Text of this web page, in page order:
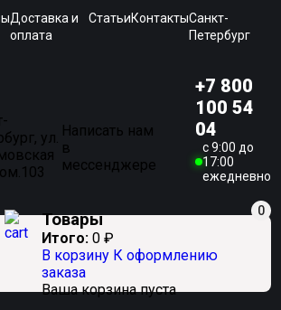
Доставка и
оплата
СтатьиКонтактыСанкт-
Петербург
ул. Написать нам
в
мессенджере
+7 800
100 54
04
c 9:00 до
17:00
ежедневно
0
Товары
Итого: 0 ₽
В корзину К оформлению
заказа
Ваша корзина пуста